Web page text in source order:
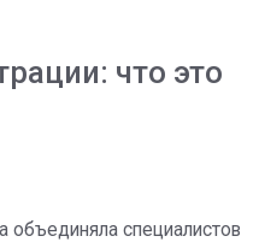
что это
объединяла специалистов